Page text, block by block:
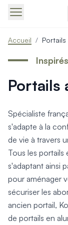
Produits >
Produits >
Produits >
Produits >
Produits >
Produits >
Produits >
Produits >
Produits >
Produits >
Produits >
Produits >
Produits >
Produits >
Accueil / Portails
Portails
Spécialiste
s'adapte à la
de vie à travers
Tous les
s'adaptant ainsi
pour aménager
sécuriser les
ancien portail,
de portails en